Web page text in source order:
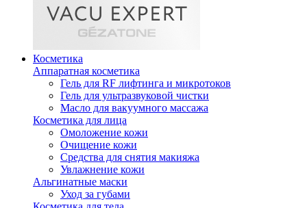
Косметика
Аппаратная косметика
Гель для RF лифтинга и микротоков
Гель для ультразвуковой чистки
Масло для вакуумного массажа
Косметика для лица
Омоложение кожи
Очищение кожи
Средства для снятия макияжа
Увлажнение кожи
Альгинатные маски
Уход за губами